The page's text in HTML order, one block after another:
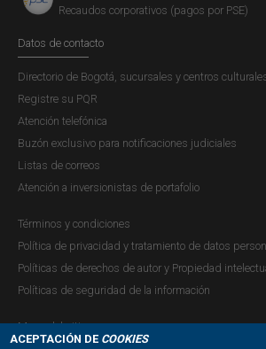
ACEPTACIÓN DE COOKIES
Recaudos corporativos (pagos por PSE)
Datos de contacto
Directorio de Bogotá, sucursales y centros
Registre su PQR
Atención telefónica
Buzón exclusivo para notificaciones judiciales
Listas de correos
Atención a inversionistas de portafolio
Términos y condiciones
Política de privacidad y tratamiento de datos
Políticas de derechos de autor y Propiedad
Políticas de seguridad de la información
Mapa del sitio